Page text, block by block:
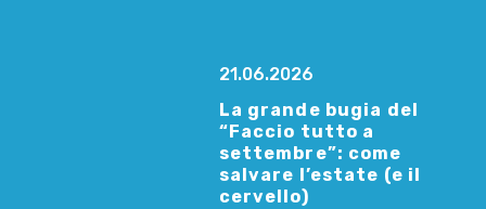
21.06.2026
La grande bugia del
“Faccio tutto a
settembre”: come
salvare l’estate (e il
cervello)